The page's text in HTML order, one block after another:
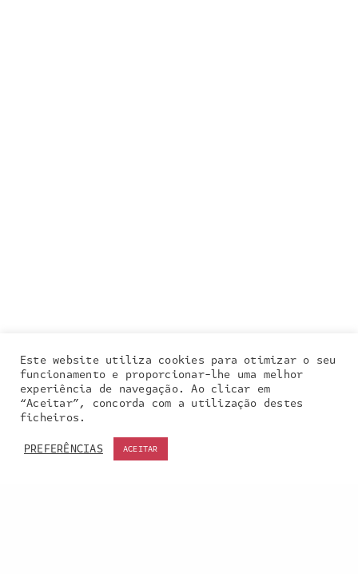
Este website utiliza cookies para otimizar o seu
funcionamento e proporcionar-lhe uma melhor
experiência de navegação. Ao clicar em
“Aceitar”, concorda com a utilização destes
ficheiros.
PREFERÊNCIAS
ACEITAR
Our site uses cookies. Learn more about our use of
cookies:cookie policy
ACCEPT